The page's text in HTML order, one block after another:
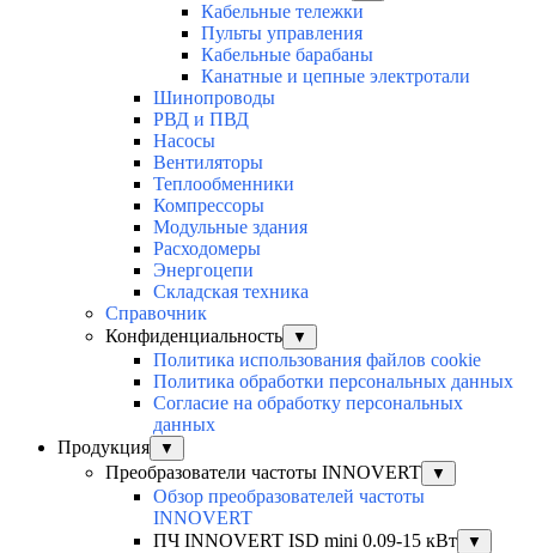
Кабельные тележки
Пульты управления
Кабельные барабаны
Канатные и цепные электротали
Шинопроводы
РВД и ПВД
Насосы
Вентиляторы
Теплообменники
Компрессоры
Модульные здания
Расходомеры
Энергоцепи
Складская техника
Справочник
Конфиденциальность
▼
Политика использования файлов cookie
Политика обработки персональных данных
Согласие на обработку персональных
данных
Продукция
▼
Преобразователи частоты INNOVERT ▼
Обзор преобразователей частоты
INNOVERT
ПЧ INNOVERT ISD mini 0.09-15 кВт
▼